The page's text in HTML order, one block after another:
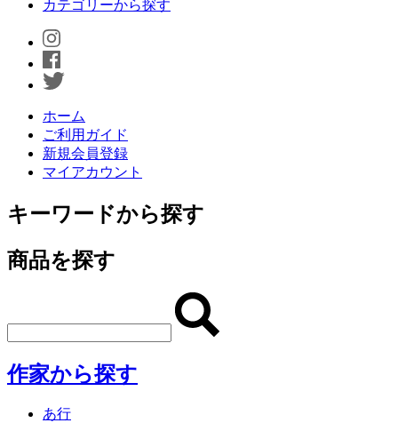
カテゴリーから探す
ホーム
ご利用ガイド
新規会員登録
マイアカウント
キーワードから探す
商品を探す
作家から探す
あ行